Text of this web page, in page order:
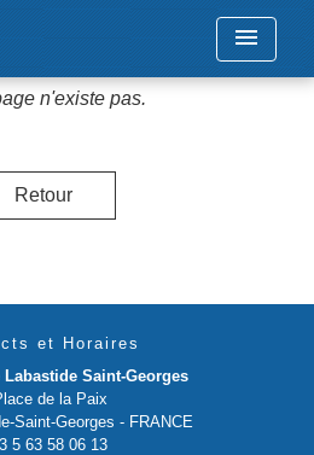
menu
n'existe pas.
Retour
et Horaires
Saint-Georges
de la Paix
Saint-Georges - FRANCE
5 63 58 06 13